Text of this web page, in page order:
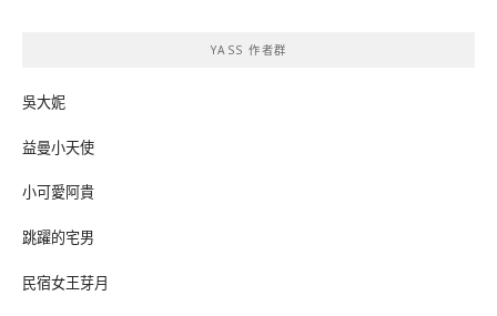
YASS 作者群
吳大妮
益曼小天使
小可愛阿貴
跳躍的宅男
民宿女王芽月